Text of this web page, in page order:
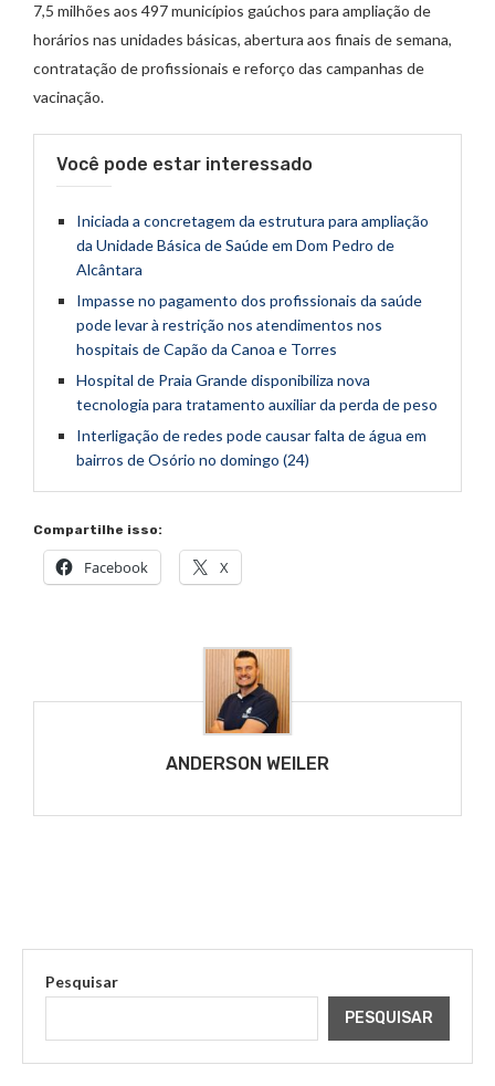
7,5 milhões aos 497 municípios gaúchos para ampliação de
horários nas unidades básicas, abertura aos finais de semana,
contratação de profissionais e reforço das campanhas de
vacinação.
Você pode estar interessado
Iniciada a concretagem da estrutura para ampliação
da Unidade Básica de Saúde em Dom Pedro de
Alcântara
Impasse no pagamento dos profissionais da saúde
pode levar à restrição nos atendimentos nos
hospitais de Capão da Canoa e Torres
Hospital de Praia Grande disponibiliza nova
tecnologia para tratamento auxiliar da perda de peso
Interligação de redes pode causar falta de água em
bairros de Osório no domingo (24)
Compartilhe isso:
Facebook X
ANDERSON WEILER
Pesquisar
PESQUISAR